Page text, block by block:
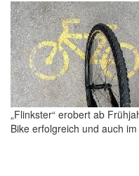
„Flinkster“ erobert ab
Bike erfolgreich und auch